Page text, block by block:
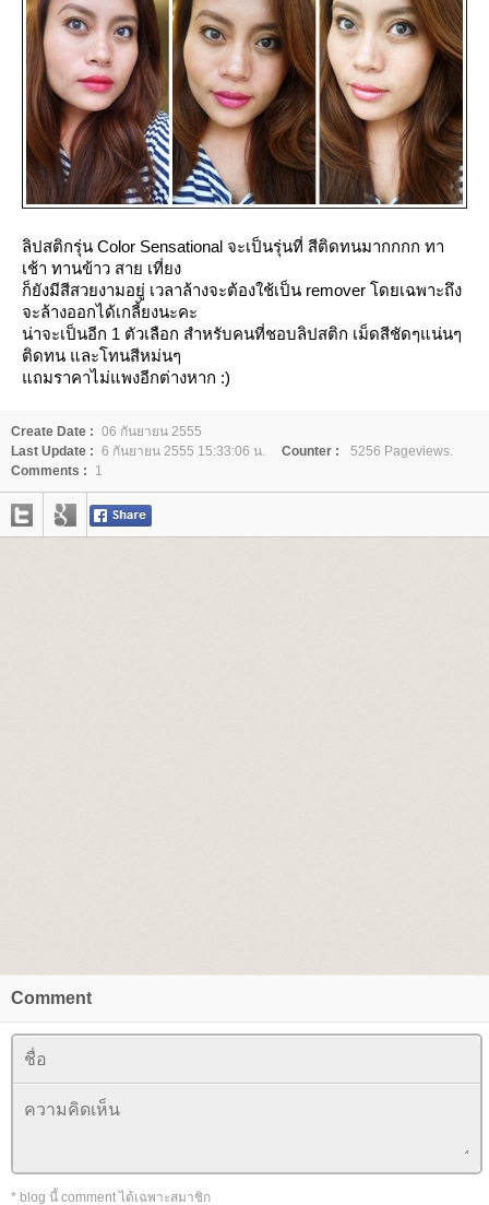
ลิปสติกรุ่น Color Sensational จะเป็นรุ่นที่ สีติดทนมากกกก ทา
เช้า ทานข้าว สาย เที่ยง
ก็ยังมีสีสวยงามอยู่ เวลาล้างจะต้องใช้เป็น remover โดยเฉพาะถึง
จะล้างออกได้เกลี้ยงนะคะ
น่าจะเป็นอีก 1 ตัวเลือก สำหรับคนที่ชอบลิปสติก เม็ดสีชัดๆแน่นๆ
ติดทน และโทนสีหม่นๆ
ถมราคาไม่แพงอีกต่างหาก :)
Create Date : 06 กันยายน 2555
Last Update : 6 กันยายน 2555 15:33:06 น. Counter :
5256 Pageviews.
Comments :
1
Comment
* blog นี้ comment ได้เฉพาะสมาชิก